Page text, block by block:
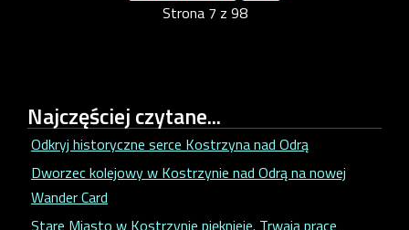
Strona 7 z 98
Najczęściejczytane...
Odkryj historyczne serce Kostrzyna nad Odrą
Dworzec kolejowy w Kostrzynie nad Odrą na nowej
Wander Card
Stare Miasto w Kostrzynie pięknieje. Trwają prace